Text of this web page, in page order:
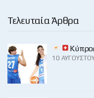
Τελευταία Άρθρα
10